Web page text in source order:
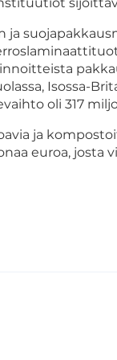
Isossa-
oli 317
ja
euroa, josta